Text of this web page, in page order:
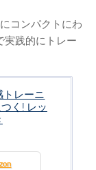
コンパクトにわ
実践的にトレー
トレーニ
く! レッ